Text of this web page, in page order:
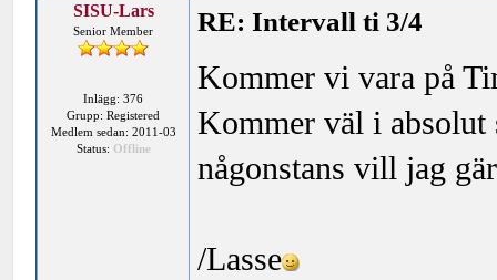
SISU-Lars
Senior Member
Inlägg: 376
Grupp: Registered
Medlem sedan: 2011-03
Status: Offline
RE: Intervall ti 3/4
Kommer vi vara på
Kommer väl i absolut
någonstans vill jag
/Lasse